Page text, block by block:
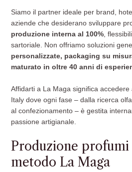
Siamo il partner ideale per brand,
aziende che desiderano sviluppare
produzione interna al 100%,
sartoriale. Non offriamo soluzioni
personalizzate, packaging su
maturato in oltre 40 anni di
Affidarti a La Maga significa
Italy dove ogni fase – dalla ricerca
al confezionamento – è gestita
passione artigianale.
Produzione
metodo La Maga